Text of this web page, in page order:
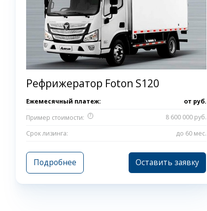
Рефрижератор Foton S120
Ежемесячный платеж: от руб.
Пример стоимости:
?
8 600 000 руб.
Срок лизинга:
до 60 мес.
Подробнее Оставить заявку